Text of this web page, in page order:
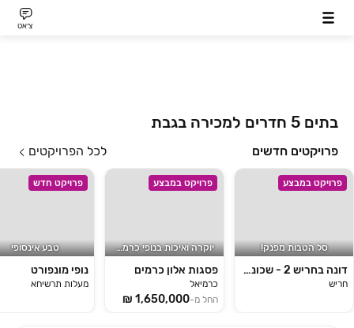
צ׳אט
בתים 5 חדרים למכירה בגבת
פרויקטים חדשים לכל הפרויקטים
פרויקט במבצע
סל הטבות מפנק!
דונה בחריש 2 - שכונת הפרחים
חריש
פרויקט במבצע
יוקרה ואיכות בנופי כרמיאל
פסגות אלון כרמים
כרמיאל
החל מ-
פרויקט חדש
טבע אינסופי
נופי מונפורט
מעלות תרשיחא